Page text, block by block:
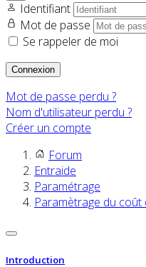
Identifiant
Mot de passe
Se rappeler de moi
Connexion
Mot de passe perdu ?
Nom d'utilisateur perdu ?
Créer un compte
Forum
Entraide
Paramétrage
Paramètrage du coût
Introduction